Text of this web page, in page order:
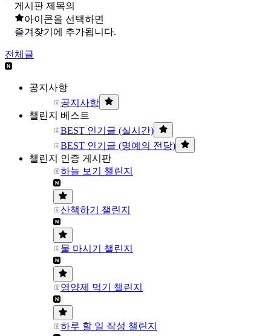
게시판 제목의
아이콘을 선택하면
즐겨찾기에 추가됩니다.
전체글
공지사항
공지사항
챌린지 베스트
BEST 인기글 (실시간)
BEST 인기글 (명예의 전당)
챌린지 인증 게시판
하늘 보기 챌린지
산책하기 챌린지
물 마시기 챌린지
영양제 먹기 챌린지
하루 할 일 작성 챌린지